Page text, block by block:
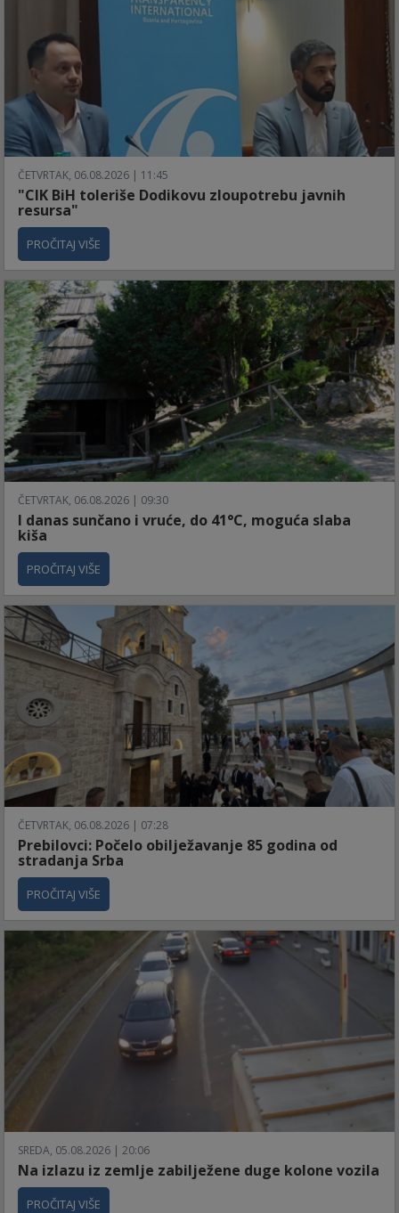
ČETVRTAK, 06.08.2026 | 11:45
"CIK BiH toleriše Dodikovu zloupotrebu javnih
resursa"
PROČITAJ VIŠE
ČETVRTAK, 06.08.2026 | 09:30
I danas sunčano i vruće, do 41°C, moguća slaba
kiša
PROČITAJ VIŠE
ČETVRTAK, 06.08.2026 | 07:28
Prebilovci: Počelo obilježavanje 85 godina od
stradanja Srba
PROČITAJ VIŠE
SREDA, 05.08.2026 | 20:06
Na izlazu iz zemlje zabilježene duge kolone vozila
PROČITAJ VIŠE